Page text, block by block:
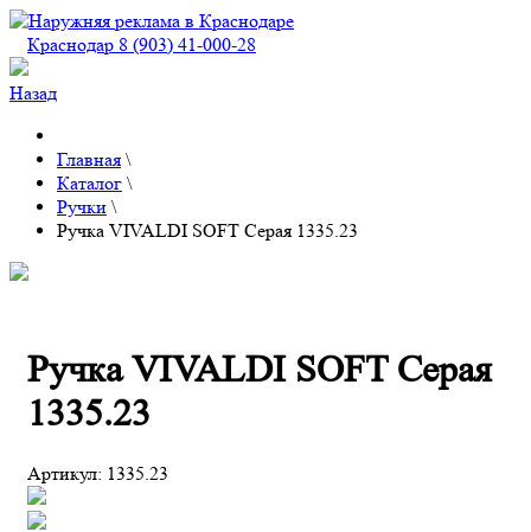
Краснодар 8 (903) 41-000-28
Назад
Главная \
Каталог \
Ручки \
Ручка VIVALDI SOFT Серая 1335.23
Ручка VIVALDI SOFT Серая
1335.23
Артикул: 1335.23